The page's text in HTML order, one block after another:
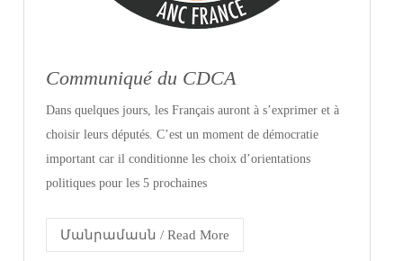
Communiqué du CDCA
Dans quelques jours, les Français auront à s’exprimer et à
choisir leurs députés. C’est un moment de démocratie
important car il conditionne les choix d’orientations
politiques pour les 5 prochaines
Մանրամասն / Read More